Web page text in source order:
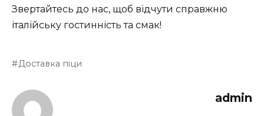
Звертайтесь до нас, щоб відчути справжню
італійську гостинність та смак!
Доставка піци
admin